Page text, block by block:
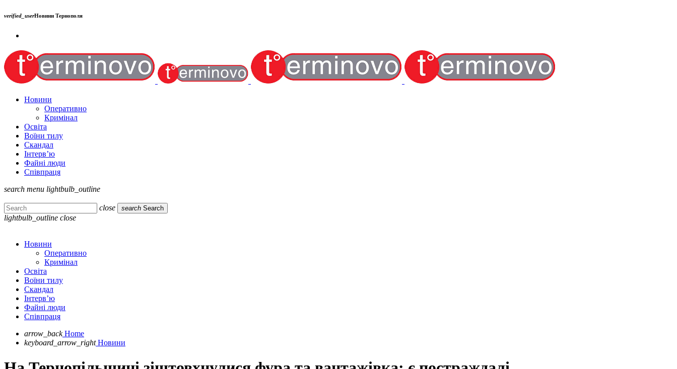
verified_userНовини Тернополя
Новини
Оперативно
Кримінал
Освіта
Воїни тилу
Скандал
Інтерв’ю
Файні люди
Співпраця
search menu lightbulb_outline
close search Search
lightbulb_outline close
Новини
Оперативно
Кримінал
Освіта
Воїни тилу
Скандал
Інтерв’ю
Файні люди
Співпраця
arrow_back Home
keyboard_arrow_right Новини